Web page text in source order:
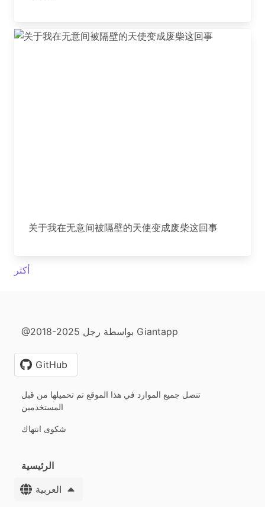
关于我在无意间被隔壁的天使变成废柴这回事
أكثر
@2018-2025 بواسطة رجل Giantapp
GitHub
تنصل جميع الموارد في هذا الموقع تم تحميلها من قبل
المستخدمين
شكوى انتهاك
الرئيسية
العربية